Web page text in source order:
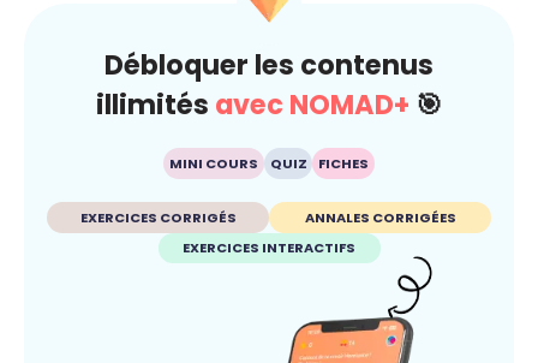
Débloquer les contenus
illimités avec NOMAD+ 🎯
MINI COURS QUIZ FICHES
EXERCICES CORRIGÉS
ANNALES CORRIGÉES
EXERCICES INTERACTIFS